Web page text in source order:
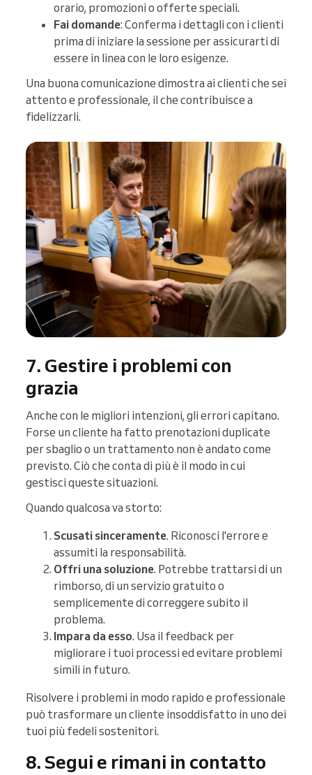
orario, promozioni o offerte speciali.
Fai domande: Conferma i dettagli con i clienti
prima di iniziare la sessione per assicurarti di
essere in linea con le loro esigenze.
Una buona comunicazione dimostra ai clienti che sei
attento e professionale, il che contribuisce a
fidelizzarli.
7. Gestire i problemi con
grazia
Anche con le migliori intenzioni, gli errori capitano.
Forse un cliente ha fatto prenotazioni duplicate
per sbaglio o un trattamento non è andato come
previsto. Ciò che conta di più è il modo in cui
gestisci queste situazioni.
Quando qualcosa va storto:
Scusati sinceramente. Riconosci l'errore e
assumiti la responsabilità.
Offri una soluzione. Potrebbe trattarsi di un
rimborso, di un servizio gratuito o
semplicemente di correggere subito il
problema.
Impara da esso. Usa il feedback per
migliorare i tuoi processi ed evitare problemi
simili in futuro.
Risolvere i problemi in modo rapido e professionale
può trasformare un cliente insoddisfatto in uno dei
tuoi più fedeli sostenitori.
8. Segui e rimani in contatto